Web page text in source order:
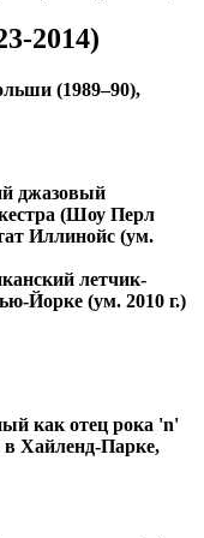
2014)
(1989–90),
джазовый
(Шоу Перл
Иллинойс (ум.
летчик-
Йорке (ум. 2010 г.)
как отец рока 'n'
в Хайленд-Парке,